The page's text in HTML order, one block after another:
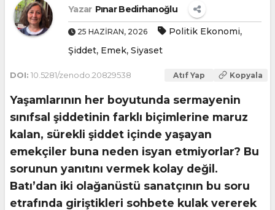
Yazar Pınar Bedirhanoğlu
25 HAZIRAN, 2026 Politik Ekonomi,
Şiddet, Emek, Siyaset
DOI: 10.5281/zenodo.20829538 Atıf Yap Kopyala
Yaşamlarının her boyutunda sermayenin
sınıfsal şiddetinin farklı biçimlerine maruz
kalan, sürekli şiddet içinde yaşayan
emekçiler buna neden isyan etmiyorlar? Bu
sorunun yanıtını vermek kolay değil.
Batı’dan iki olağanüstü sanatçının bu soru
etrafında giriştikleri sohbete kulak vererek